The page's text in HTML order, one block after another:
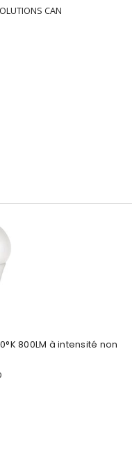
CAN
800LM à intensité non